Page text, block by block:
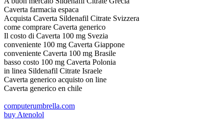
Caverta farmacia espaсa
Acquista Caverta Sildenafil Citrate Svizzera
come comprare Caverta generico
Il costo di Caverta 100 mg Svezia
conveniente 100 mg Caverta Giappone
conveniente Caverta 100 mg Brasile
basso costo 100 mg Caverta Polonia
in linea Sildenafil Citrate Israele
Caverta generico acquisto on line
Caverta generico en chile
computerumbrella.com
buy Atenolol